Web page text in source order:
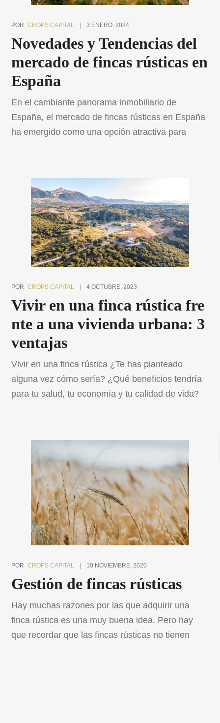
POR CROPS CAPITAL 3 ENERO, 2024
Novedades y Tendencias del
mercado de fincas rústicas en
España
En el cambiante panorama inmobiliario de
España, el mercado de fincas rústicas en España
ha emergido como una opción atractiva para
de fincas rústicas en España está
experimentando notables transformaciones,
impulsadas por una combinación de factores
económicos, sociales […]
POR CROPS CAPITAL 4 OCTUBRE, 2023
Vivir en una finca rústica fre
nte a una vivienda urbana: 3
ventajas
Vivir en una finca rústica ¿Te has planteado
alguna vez cómo sería? ¿Qué beneficios tendría
para tu salud, tu economía y tu calidad de vida?
ventajas de optar por este tipo de viviendas, que
POR CROPS CAPITAL 10 NOVIEMBRE, 2020
Gestión de fincas rústicas
Hay muchas razones por las que adquirir una
finca rústica es una muy buena idea. Pero hay
que recordar que las fincas rústicas no tienen